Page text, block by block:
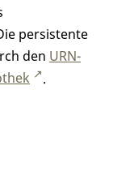
persistente
den URN-
.